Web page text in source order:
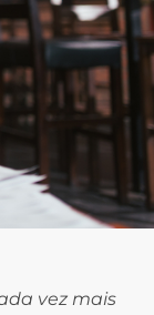
vez mais